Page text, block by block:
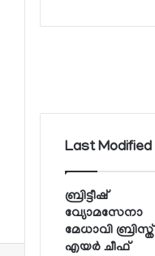
Last Modified
ബ്രിട്ടീഷ്
വ്യോമസേനാ
മേധാവി ബ്രിസ്ത്
എയര്‍ ചീഫ്